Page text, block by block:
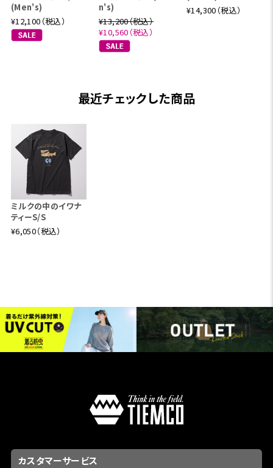
(Men's)
¥12,100（税込）
n's)
¥13,200（税込）
¥10,560（税込）
¥14,300（税込）
最近チェックした商品
ミルクの中のイワナ
ティーS/S
¥6,050（税込）
カスタマーサービス